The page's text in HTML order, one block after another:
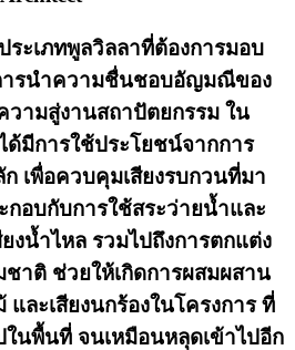
ระเภทพูลวิลลาที่ต้องการมอบ
ารนำความชื่นชอบอัญมณีของ
วามสู่งานสถาปัตยกรรม ใน
ด้มีการใช้ประโยชน์จากการ
ก เพื่อควบคุมเสียงรบกวนที่มา
กอบกับการใช้สระว่ายน้ำและ
งน้ำไหล รวมไปถึงการตกแต่ง
าติ ช่วยให้เกิดการผสมผสาน
และเสียงนกร้องในโครงการ ที่
ในพื้นที่ จนเหมือนหลุดเข้าไปอีก